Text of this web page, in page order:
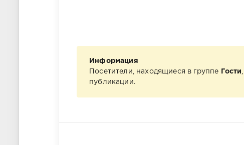
Информация
Посетители, находящиеся в группе
Гости
публикации.